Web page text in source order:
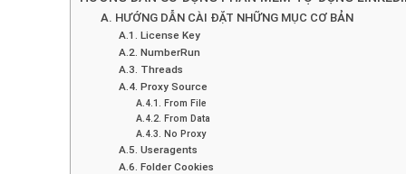
A. HƯỚNG DẪN CÀI ĐẶT NHỮNG MỤC CƠ BẢN
A.1. License Key
A.2. NumberRun
A.3. Threads
A.4. Proxy Source
A.4.1. From File
A.4.2. From Data
A.4.3. No Proxy
A.5. Useragents
A.6. Folder Cookies